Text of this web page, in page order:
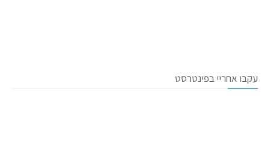
עקבו אחריי בפינטרסט